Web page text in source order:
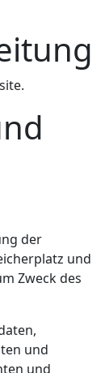
der
und
Zweck des
und
und